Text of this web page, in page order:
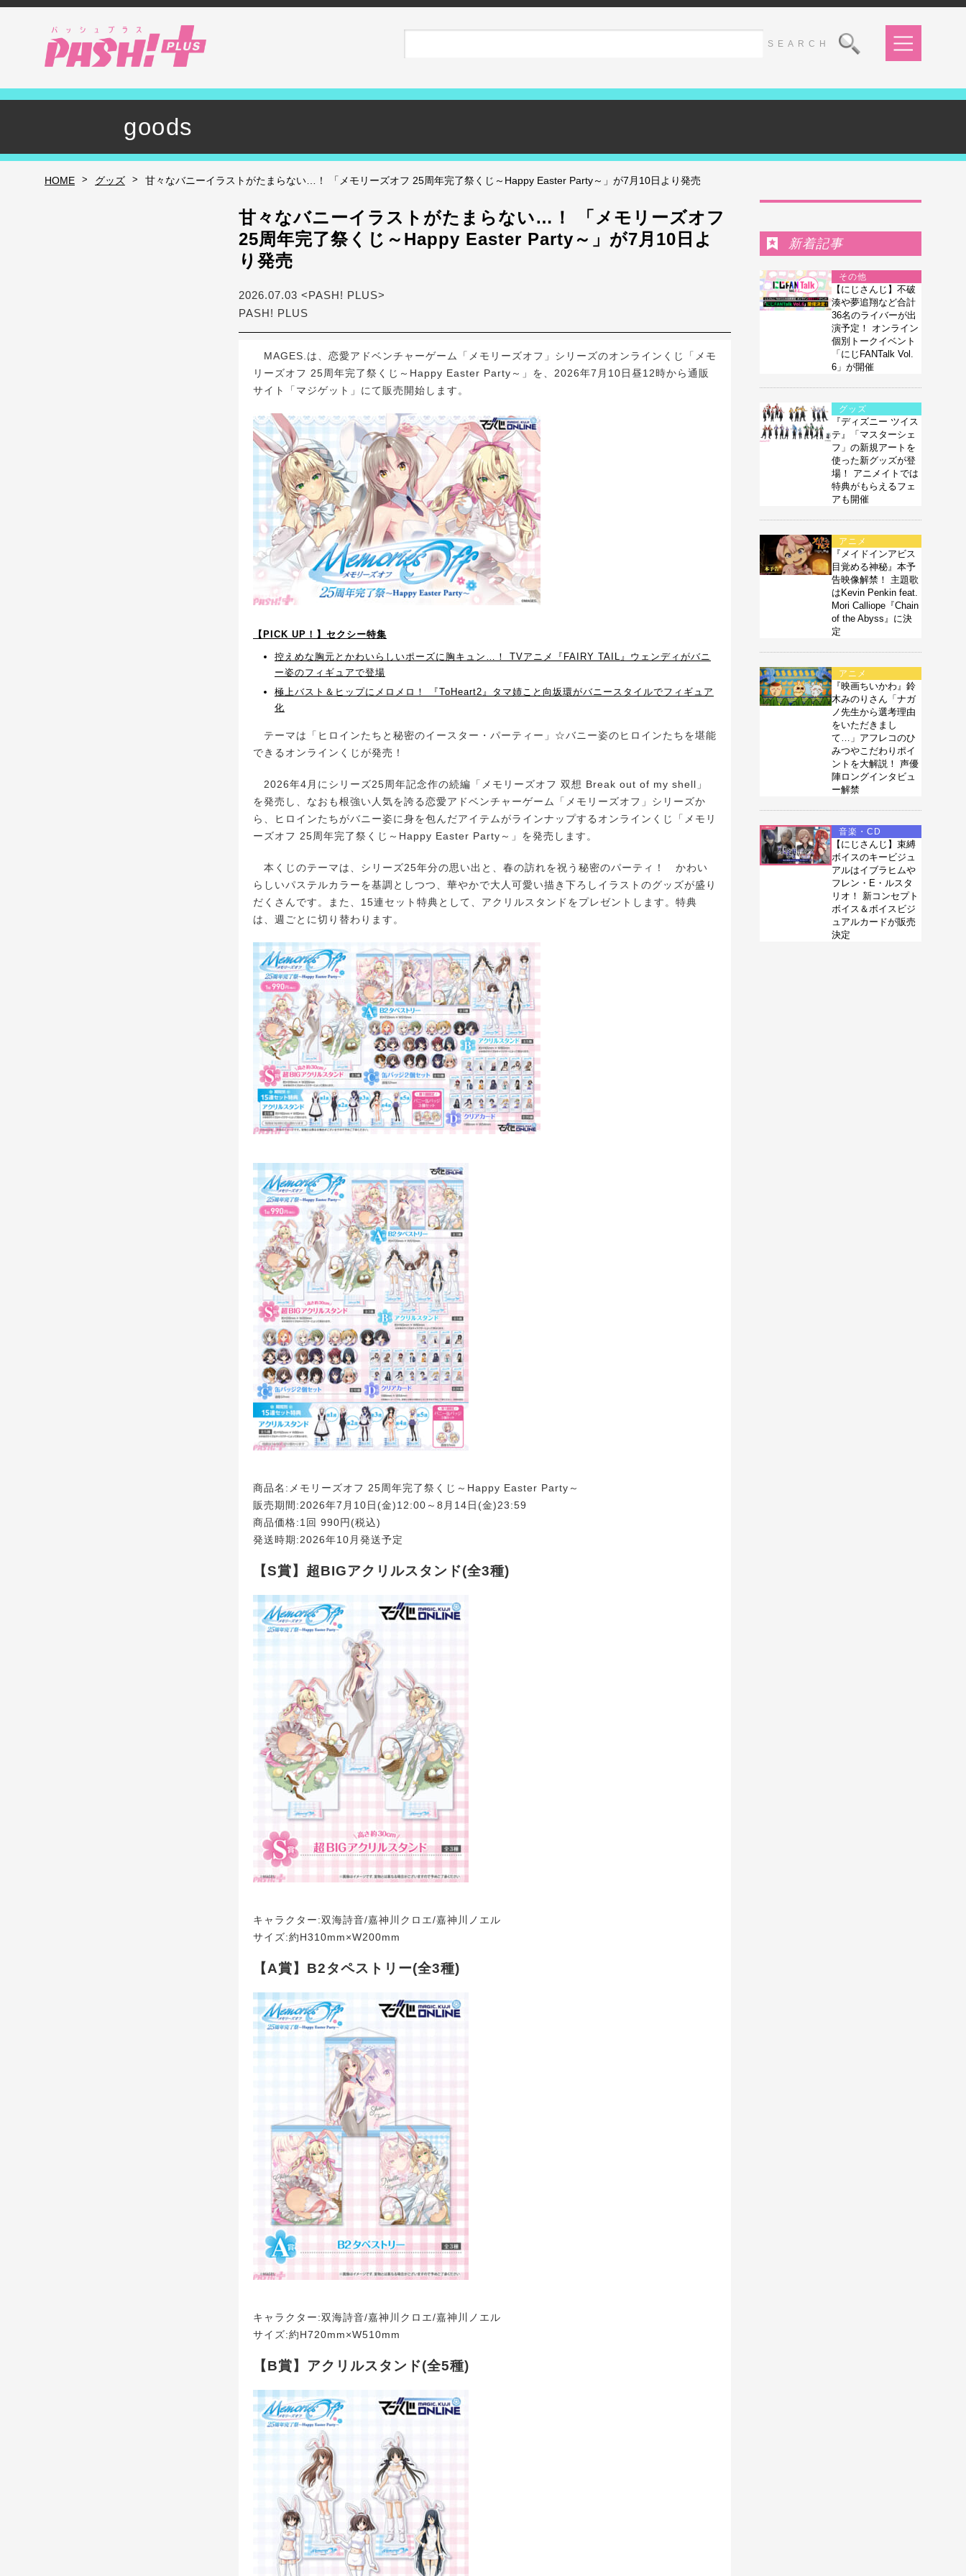
goods
HOME > グッズ > 甘々なバニーイラストがたまらない…！ 「メモリーズオフ 25周年完了祭くじ～Happy Easter Party～」が7月10日より発売
甘々なバニーイラストがたまらない…！ 「メモリーズオフ
25周年完了祭くじ～Happy Easter Party～」が7月10日よ
り発売
2026.07.03 <PASH! PLUS>
PASH! PLUS
MAGES.は、恋愛アドベンチャーゲーム「メモリーズオフ」シリーズのオンラインくじ「メモ
リーズオフ 25周年完了祭くじ～Happy Easter Party～」を、2026年7月10日昼12時から通販
サイト「マジゲット」にて販売開始します。
【PICK UP！】セクシー特集
控えめな胸元とかわいらしいポーズに胸キュン…！ TVアニメ『FAIRY TAIL』ウェンディがバニ
ー姿のフィギュアで登場
極上バスト＆ヒップにメロメロ！ 『ToHeart2』タマ姉こと向坂環がバニースタイルでフィギュア
化
テーマは「ヒロインたちと秘密のイースター・パーティー」☆バニー姿のヒロインたちを堪能
できるオンラインくじが発売！
2026年4月にシリーズ25周年記念作の続編「メモリーズオフ 双想 Break out of my shell」
を発売し、なおも根強い人気を誇る恋愛アドベンチャーゲーム「メモリーズオフ」シリーズか
ら、ヒロインたちがバニー姿に身を包んだアイテムがラインナップするオンラインくじ「メモリ
ーズオフ 25周年完了祭くじ～Happy Easter Party～」を発売します。
本くじのテーマは、シリーズ25年分の思い出と、春の訪れを祝う秘密のパーティ！ かわい
らしいパステルカラーを基調としつつ、華やかで大人可愛い描き下ろしイラストのグッズが盛り
だくさんです。また、15連セット特典として、アクリルスタンドをプレゼントします。特典
は、週ごとに切り替わります。
商品名:メモリーズオフ 25周年完了祭くじ～Happy Easter Party～
販売期間:2026年7月10日(金)12:00～8月14日(金)23:59
商品価格:1回 990円(税込)
発送時期:2026年10月発送予定
【S賞】超BIGアクリルスタンド(全3種)
キャラクター:双海詩音/嘉神川クロエ/嘉神川ノエル
サイズ:約H310mm×W200mm
【A賞】B2タペストリー(全3種)
キャラクター:双海詩音/嘉神川クロエ/嘉神川ノエル
サイズ:約H720mm×W510mm
【B賞】アクリルスタンド(全5種)
新着記事
その他
【にじさんじ】不破
湊や夢追翔など合計
36名のライバーが出
演予定！ オンライン
個別トークイベント
「にじFANTalk Vol.
6」が開催
グッズ
『ディズニー ツイス
テ』「マスターシェ
フ」の新規アートを
使った新グッズが登
場！ アニメイトでは
特典がもらえるフェ
アも開催
アニメ
『メイドインアビス
目覚める神秘』本予
告映像解禁！ 主題歌
はKevin Penkin feat.
Mori Calliope『Chain
of the Abyss』に決
定
アニメ
『映画ちいかわ』鈴
木みのりさん「ナガ
ノ先生から選考理由
をいただきまし
て…」アフレコのひ
みつやこだわりポイ
ントを大解説！ 声優
陣ロングインタビュ
ー解禁
音楽・CD
【にじさんじ】束縛
ボイスのキービジュ
アルはイブラヒムや
フレン・E・ルスタ
リオ！ 新コンセプト
ボイス＆ボイスビジ
ュアルカードが販売
決定